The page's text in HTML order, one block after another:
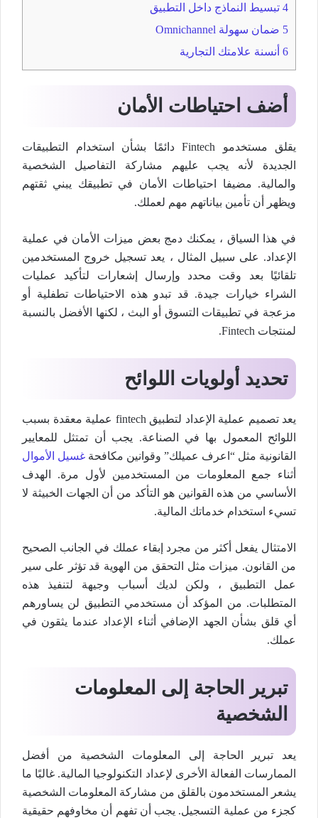
4 تبسيط النماذج داخل التطبيق
5 ضمان سهولة Omnichannel
6 أنسنة علامتك التجارية
أضف احتياطات الأمان
يقلق مستخدمو Fintech دائمًا بشأن استخدام التطبيقات
الجديدة لأنه يجب عليهم مشاركة التفاصيل الشخصية
والمالية. مضيفا احتياطات الأمان في تطبيقك يبني ثقتهم
ويظهر أن تأمين بياناتهم مهم لعملك.
في هذا السياق ، يمكنك دمج بعض ميزات الأمان في عملية
الإعداد. على سبيل المثال ، يعد تسجيل خروج المستخدمين
تلقائيًا بعد وقت محدد وإرسال إشعارات لتأكيد عمليات
الشراء خيارات جيدة. قد تبدو هذه الاحتياطات تطفلية أو
مزعجة في تطبيقات التسوق أو البث ، لكنها الأفضل بالنسبة
لمنتجات Fintech.
تحديد أولويات اللوائح
يعد تصميم عملية الإعداد لتطبيق fintech عملية معقدة بسبب
اللوائح المعمول بها في الصناعة. يجب أن تمتثل للمعايير
القانونية مثل “اعرف عميلك” وقوانين مكافحة غسيل الأموال
أثناء جمع المعلومات من المستخدمين لأول مرة. الهدف
الأساسي من هذه القوانين هو التأكد من أن الجهات الخبيثة لا
تسيء استخدام خدماتك المالية.
الامتثال يفعل أكثر من مجرد إبقاء عملك في الجانب الصحيح
من القانون. ميزات مثل التحقق من الهوية قد تؤثر على سير
عمل التطبيق ، ولكن لديك أسباب وجيهة لتنفيذ هذه
المتطلبات. من المؤكد أن مستخدمي التطبيق لن يساورهم
أي قلق بشأن الجهد الإضافي أثناء الإعداد عندما يثقون في
عملك.
تبرير الحاجة إلى المعلومات
الشخصية
يعد تبرير الحاجة إلى المعلومات الشخصية من أفضل
الممارسات الفعالة الأخرى لإعداد التكنولوجيا المالية. غالبًا ما
يشعر المستخدمون بالقلق من مشاركة المعلومات الشخصية
كجزء من عملية التسجيل. يجب أن تفهم أن مخاوفهم حقيقية